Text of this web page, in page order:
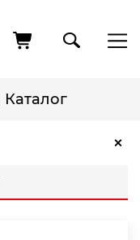
Каталог
×